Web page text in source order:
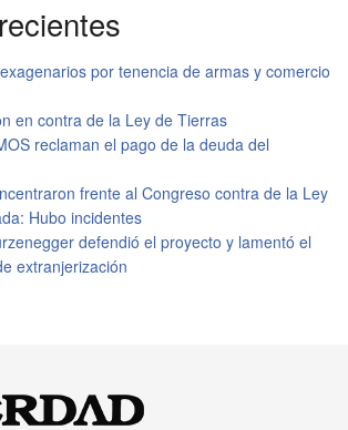
por tenencia de armas y comercio
en contra de la Ley de Tierras
reclaman el pago de la deuda del
frente al Congreso contra de la Ley
Hubo incidentes
defendió el proyecto y lamentó el
extranjerización